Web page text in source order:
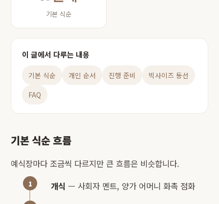
기본 식순
이 글에서 다루는 내용
기본 식순 개인 순서 진행 준비
빅사이즈 동선
FAQ
기본 식순 흐름
예식장마다 조금씩 다르지만 큰 흐름은 비슷합니다.
개식 — 사회자 멘트, 양가 어머니 화촉 점화